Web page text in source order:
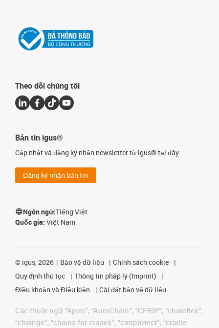
Theo dõi chúng tôi
Bản tin igus®
Cập nhật và đăng ký nhận newsletter từ igus® tại đây.
Đăng ký nhận bản tin
Ngôn ngữ:Tiếng Việt
Quốc gia: Việt Nam
© igus, 2026 Bảo vệ dữ liệu
Chính sách cookie
Quy định thủ tục
Thông tin pháp lý (Imprint)
Điều khoản và Điều kiện
Cài đặt bảo vệ dữ liệu
Các thuật ngữ “Apiro”, “AutoChain”, “CFRIP”, “chainflex”,
“chainge”, “chains for cranes”, “conprotect”, “cradle-